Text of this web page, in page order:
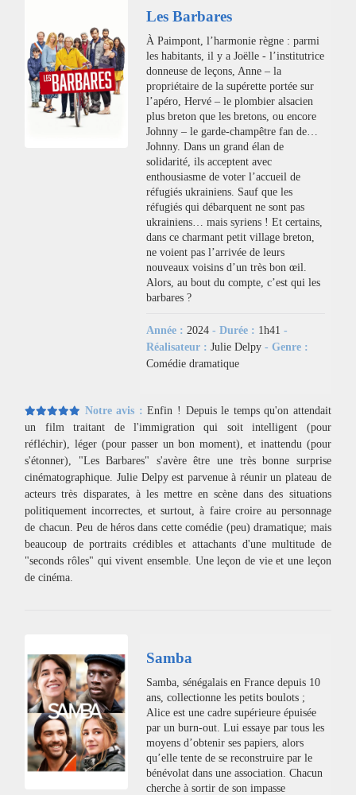
Les Barbares
À Paimpont, l’harmonie règne : parmi
les habitants, il y a Joëlle - l’institutrice
donneuse de leçons, Anne – la
propriétaire de la supérette portée sur
l’apéro, Hervé – le plombier alsacien
plus breton que les bretons, ou encore
Johnny – le garde-champêtre fan de…
Johnny. Dans un grand élan de
solidarité, ils acceptent avec
enthousiasme de voter l’accueil de
réfugiés ukrainiens. Sauf que les
réfugiés qui débarquent ne sont pas
ukrainiens… mais syriens ! Et certains,
dans ce charmant petit village breton,
ne voient pas l’arrivée de leurs
nouveaux voisins d’un très bon œil.
Alors, au bout du compte, c’est qui les
barbares ?
Année : 2024- Durée : 1h41-
Réalisateur :Julie Delpy- Genre :
Comédie dramatique
Notre avis :Enfin ! Depuis le temps qu'on attendait
un film traitant de l'immigration qui soit intelligent (pour
réfléchir), léger (pour passer un bon moment), et inattendu (pour
s'étonner), "Les Barbares" s'avère être une très bonne surprise
cinématographique. Julie Delpy est parvenue à réunir un plateau de
acteurs très disparates, à les mettre en scène dans des situations
politiquement incorrectes, et surtout, à faire croire au personnage
de chacun. Peu de héros dans cette comédie (peu) dramatique; mais
beaucoup de portraits crédibles et attachants d'une multitude de
"seconds rôles" qui vivent ensemble. Une leçon de vie et une leçon
de cinéma.
Samba
Samba, sénégalais en France depuis 10
ans, collectionne les petits boulots ;
Alice est une cadre supérieure épuisée
par un burn-out. Lui essaye par tous les
moyens d’obtenir ses papiers, alors
qu’elle tente de se reconstruire par le
bénévolat dans une association. Chacun
cherche à sortir de son impasse